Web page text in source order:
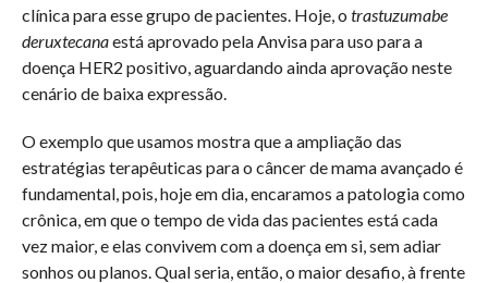
clínica para esse grupo de pacientes. Hoje, o trastuzumabe
deruxtecanaestá aprovado pela Anvisa para uso para a
doença HER2 positivo, aguardando ainda aprovação neste
cenário de baixa expressão.
O exemplo que usamos mostra que a ampliação das
estratégias terapêuticas para o câncer de mama avançado é
fundamental, pois, hoje em dia, encaramos a patologia como
crônica, em que o tempo de vida das pacientes está cada
vez maior, e elas convivem com a doença em si, sem adiar
sonhos ou planos. Qual seria, então, o maior desafio, à frente